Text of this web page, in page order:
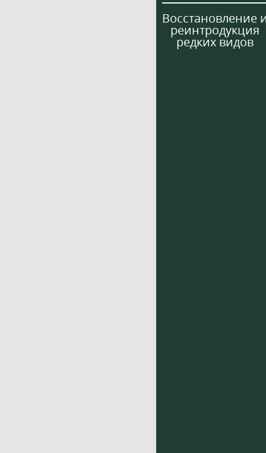
Восстановление
реинтродукция
редких видов